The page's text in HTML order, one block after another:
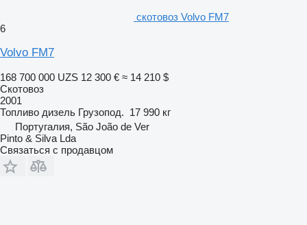
скотовоз Volvo FM7
6
Volvo FM7
168 700 000 UZS 12 300 € ≈ 14 210 $
Скотовоз
2001
Топливо дизель Грузопод. 17 990 кг
Португалия, São João de Ver
Pinto & Silva Lda
Связаться с продавцом